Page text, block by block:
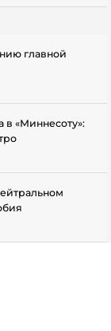
главной
в «Миннесоту»: